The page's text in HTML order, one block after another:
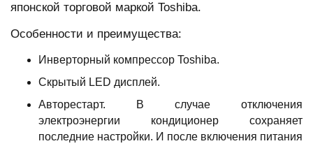
японской торговой маркой Toshiba.
Особенности и преимущества:
Инверторный компрессор Toshiba.
Скрытый LED дисплей.
Авторестарт. В случае отключения
электроэнергии кондиционер сохраняет
последние настройки. И после включения питания